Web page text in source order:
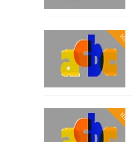
Hot
Hot